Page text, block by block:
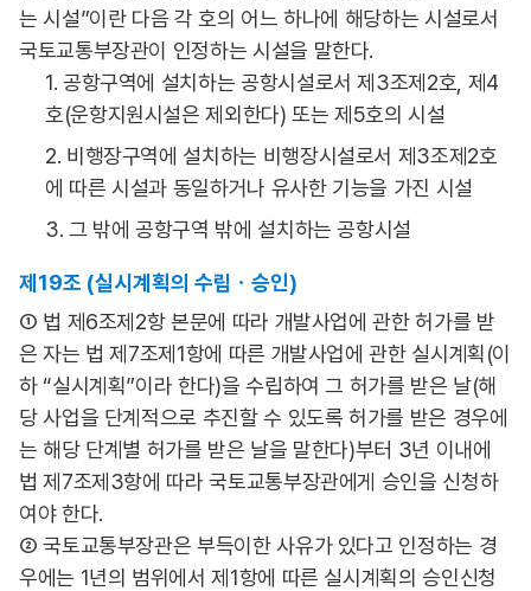
는 시설”이란 다음 각 호의 어느 하나에 해당하는 시설로서
국토교통부장관이 인정하는 시설을 말한다.
1. 공항구역에 설치하는 공항시설로서 제3조제2호, 제4
호(운항지원시설은 제외한다) 또는 제5호의 시설
2. 비행장구역에 설치하는 비행장시설로서 제3조제2호
에 따른 시설과 동일하거나 유사한 기능을 가진 시설
3. 그 밖에 공항구역 밖에 설치하는 공항시설
제19조 (실시계획의 수립ㆍ승인)
① 법 제6조제2항 본문에 따라 개발사업에 관한 허가를 받
은 자는 법 제7조제1항에 따른 개발사업에 관한 실시계획(이
하 “실시계획”이라 한다)을 수립하여 그 허가를 받은 날(해
당 사업을 단계적으로 추진할 수 있도록 허가를 받은 경우에
는 해당 단계별 허가를 받은 날을 말한다)부터 3년 이내에
법 제7조제3항에 따라 국토교통부장관에게 승인을 신청하
여야 한다.
② 국토교통부장관은 부득이한 사유가 있다고 인정하는 경
우에는 1년의 범위에서 제1항에 따른 실시계획의 승인신청